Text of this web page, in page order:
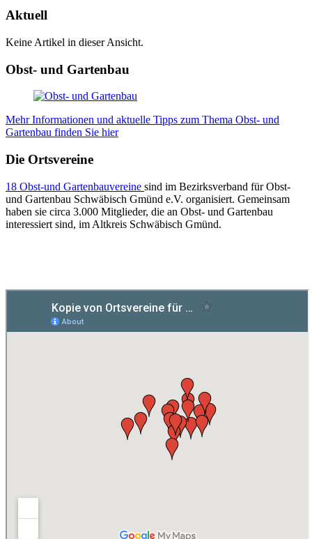
Aktuell
Keine Artikel in dieser Ansicht.
Obst- und Gartenbau
Mehr Informationen und aktuelle Tipps zum Thema Obst- und
Gartenbau finden Sie hier
Die Ortsvereine
18 Obst-und Gartenbauvereine sind im Bezirksverband für Obst-
und Gartenbau Schwäbisch Gmünd e.V. organisiert. Gemeinsam
haben sie circa 3.000 Mitglieder, die an Obst- und Gartenbau
interessiert sind, im Altkreis Schwäbisch Gmünd.